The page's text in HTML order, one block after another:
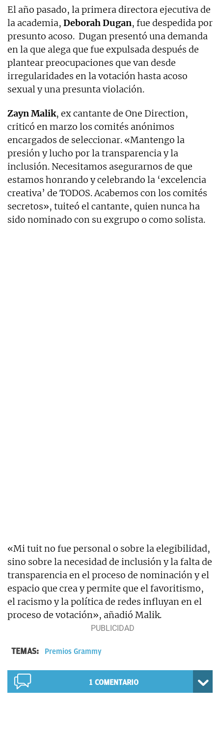
El año pasado, la primera directora ejecutiva de
la academia, Deborah Dugan, fue despedida por
presunto acoso. Dugan presentó una demanda
en la que alega que fue expulsada después de
plantear preocupaciones que van desde
irregularidades en la votación hasta acoso
sexual y una presunta violación.
Zayn Malik, ex cantante de One Direction,
criticó en marzo los comités anónimos
encargados de seleccionar. «Mantengo la
presión y lucho por la transparencia y la
inclusión. Necesitamos asegurarnos de que
estamos honrando y celebrando la ‘excelencia
creativa’ de TODOS. Acabemos con los comités
secretos», tuiteó el cantante, quien nunca ha
sido nominado con su exgrupo o como solista.
«Mi tuit no fue personal o sobre la elegibilidad,
sino sobre la necesidad de inclusión y la falta de
transparencia en el proceso de nominación y el
espacio que crea y permite que el favoritismo,
el racismo y la política de redes influyan en el
proceso de votación», añadió Malik.
TEMAS: Premios Grammy
1 COMENTARIO